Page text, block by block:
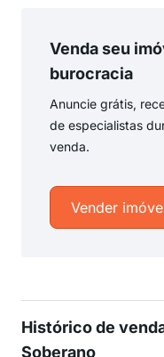
Venda seu
burocracia
Anuncie grátis,
de especialistas
venda.
Vender
Histórico de
Soberano